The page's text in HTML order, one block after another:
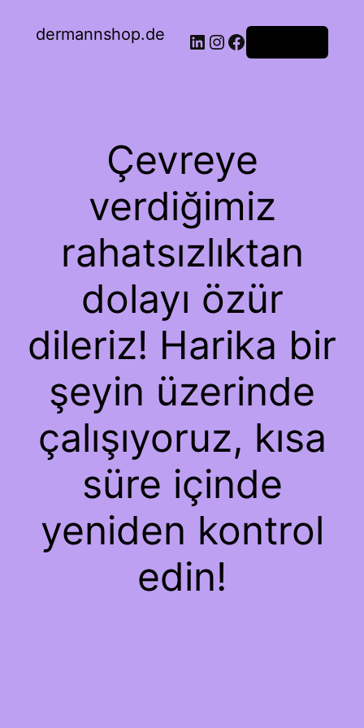
dermannshop.de
Çevreye
verdiğimiz
rahatsızlıktan
dolayı özür
dileriz! Harika bir
şeyin üzerinde
çalışıyoruz, kısa
süre içinde
yeniden kontrol
edin!